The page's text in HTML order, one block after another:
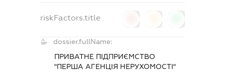
riskFactors.title
dossier.fullName:
ПРИВАТНЕ ПІДПРИЄМСТВО
"ПЕРША АГЕНЦІЯ НЕРУХОМОСТІ"